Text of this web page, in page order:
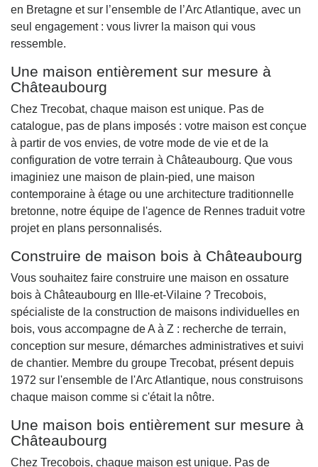
en Bretagne et sur l’ensemble de l’Arc Atlantique, avec un
seul engagement : vous livrer la maison qui vous
ressemble.
Une maison entièrement sur mesure à
Châteaubourg
Chez Trecobat, chaque maison est unique. Pas de
catalogue, pas de plans imposés : votre maison est conçue
à partir de vos envies, de votre mode de vie et de la
configuration de votre terrain à Châteaubourg. Que vous
imaginiez une maison de plain-pied, une maison
contemporaine à étage ou une architecture traditionnelle
bretonne, notre équipe de l'agence de Rennes traduit votre
projet en plans personnalisés.
Construire de maison bois à Châteaubourg
Vous souhaitez faire construire une maison en ossature
bois à Châteaubourg en Ille-et-Vilaine ? Trecobois,
spécialiste de la construction de maisons individuelles en
bois, vous accompagne de A à Z : recherche de terrain,
conception sur mesure, démarches administratives et suivi
de chantier. Membre du groupe Trecobat, présent depuis
1972 sur l'ensemble de l'Arc Atlantique, nous construisons
chaque maison comme si c'était la nôtre.
Une maison bois entièrement sur mesure à
Châteaubourg
Chez Trecobois, chaque maison est unique. Pas de